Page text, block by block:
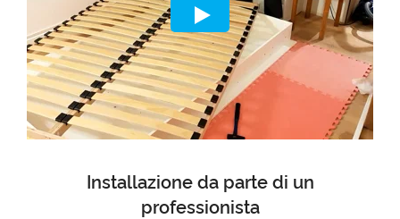
Installazione da parte di un
professionista